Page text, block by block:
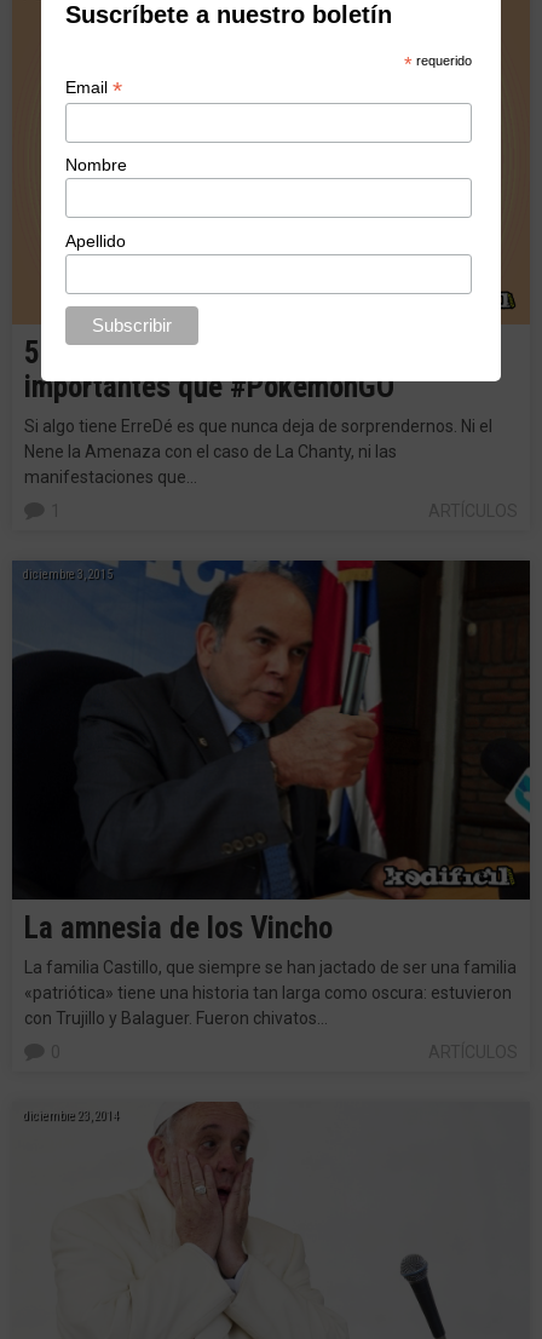
5 problemas nacionales más
importantes que #PokemonGO
Si algo tiene ErreDé es que nunca deja de sorprendernos. Ni el
Nene la Amenaza con el caso de La Chanty, ni las
manifestaciones que…
diciembre 3, 2015
La amnesia de los Vincho
La familia Castillo, que siempre se han jactado de ser una familia
«patriótica» tiene una historia tan larga como oscura: estuvieron
con Trujillo y Balaguer. Fueron chivatos…
diciembre 23, 2014
Suscríbete a nuestro boletín
* requerido
Email*
Nombre
Apellido